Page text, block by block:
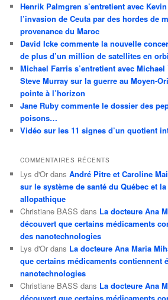
Henrik Palmgren s’entretient avec
l’invasion de Ceuta par des hordes de
provenance du Maroc
David Icke commente la nouvelle
de plus d’un million de satellites en
Michael Farris s’entretient avec
Steve Murray sur la guerre au Moyen-
pointe à l’horizon
Jane Ruby commente le dossier des
poisons…
Vidéo sur les 11 signes d’un quotient
COMMENTAIRES RÉCENTS
Lys d'Or dansAndré Pitre et Caroline
sur le système de santé du Québec et
allopathique
Christiane BASS dans La docteure Ana
découvert que certains médicaments
des nanotechnologies
Lys d'Or dans La docteure Ana Maria
que certains médicaments contiennent
nanotechnologies
Christiane BASS dans La docteure Ana
découvert que certains médicaments